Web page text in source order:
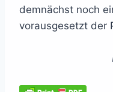
demnächst noch
vorausgesetzt der